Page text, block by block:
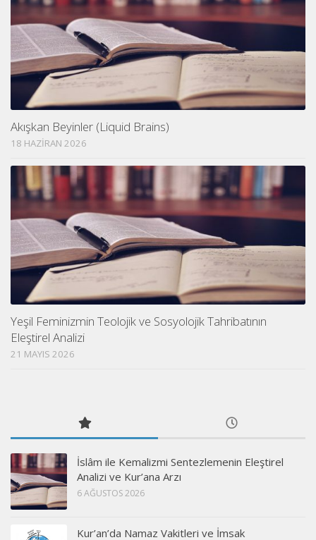
Akışkan Beyinler (Liquid Brains)
18 HAZIRAN 2026
Yeşil Feminizmin Teolojik ve Sosyolojik Tahribatının
Eleştirel Analizi
21 MAYIS 2026
İslâm ile Kemalizmi Sentezlemenin Eleştirel
Analizi ve Kur’ana Arzı
6 AĞUSTOS 2026
Kur’an’da Namaz Vakitleri ve İmsak